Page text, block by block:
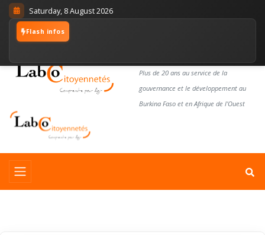
Saturday, 8 August 2026
Flash infos
Plus de 20 ans au service de la
gouvernance et le développement au
Burkina Faso et en Afrique de l'Ouest